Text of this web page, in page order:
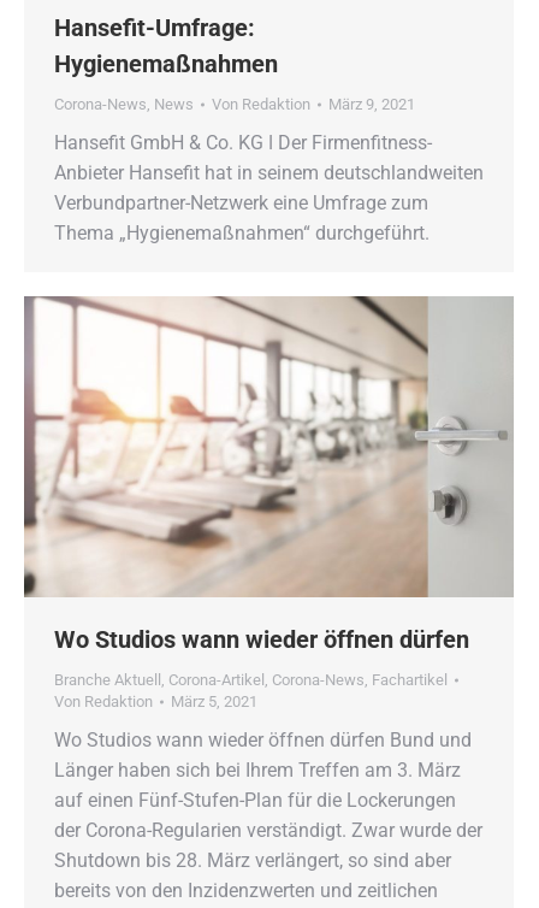
Hansefit-Umfrage:
Hygienemaßnahmen
Corona-News News Von Redaktion März 9, 2021
Hansefit GmbH & Co. KG ǀ Der Firmenfitness-
Anbieter Hansefit hat in seinem deutschlandweiten
Verbundpartner-Netzwerk eine Umfrage zum
Thema „Hygienemaßnahmen“ durchgeführt.
Wo Studios wann wieder öffnen dürfen
Branche Aktuell , Corona-Artikel , Corona-News, Fachartikel
Von Redaktion März 5, 2021
Wo Studios wann wieder öffnen dürfen Bund und
Länger haben sich bei Ihrem Treffen am 3. März
auf einen Fünf-Stufen-Plan für die Lockerungen
der Corona-Regularien verständigt. Zwar wurde der
Shutdown bis 28. März verlängert, so sind aber
bereits von den Inzidenzwerten und zeitlichen